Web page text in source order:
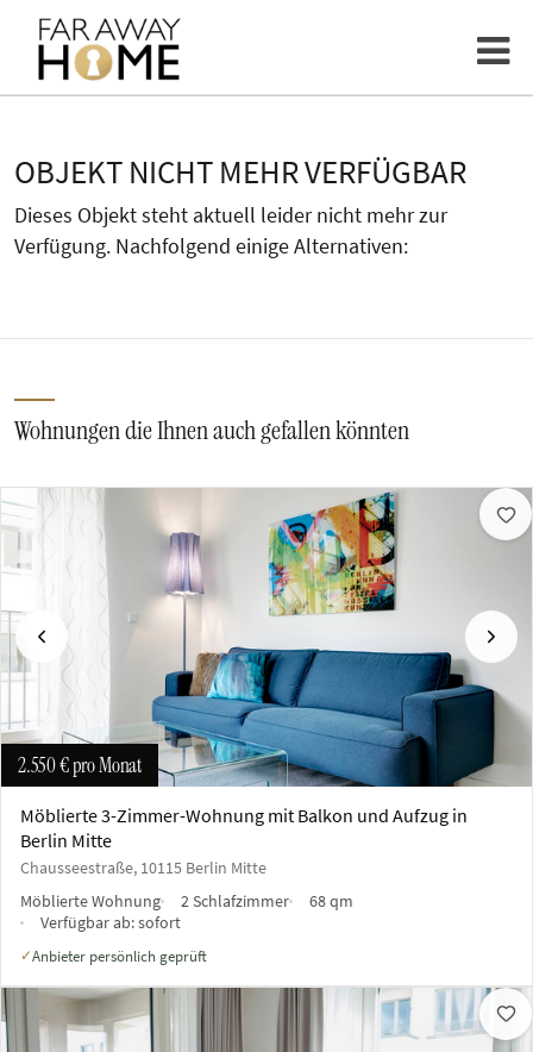
OBJEKT NICHT MEHR VERFÜGBAR
Dieses Objekt steht aktuell leider nicht mehr zur
Verfügung. Nachfolgend einige Alternativen:
Wohnungen die Ihnen auch gefallen könnten
Vorherige
2.550 €pro Monat
Möblierte 3-Zimmer-Wohnung mit Balkon und Aufzug in
Berlin Mitte
Chausseestraße, 10115 Berlin Mitte
Möblierte Wohnung
2 Schlafzimmer
68 qm
Verfügbar ab:sofort
✓Anbieter persönlich geprüft